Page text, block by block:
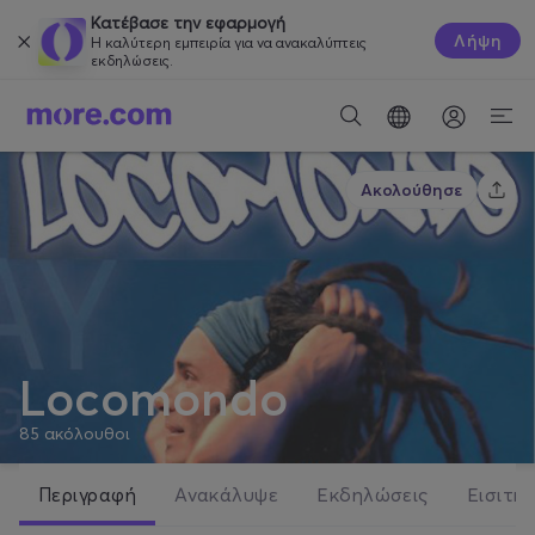
Κατέβασε την εφαρμογή
Η καλύτερη εμπειρία για να ανακαλύπτεις
εκδηλώσεις.
Λήψη
Locomondo
85 ακόλουθοι
Ακολούθησε
Περιγραφή Ανακάλυψε Εκδηλώσεις